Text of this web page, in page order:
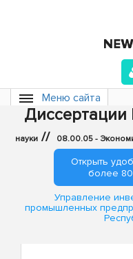
Меню сайта
Диссертации
науки // 08.00.05 -
Открыть
более
Управление
промышленных